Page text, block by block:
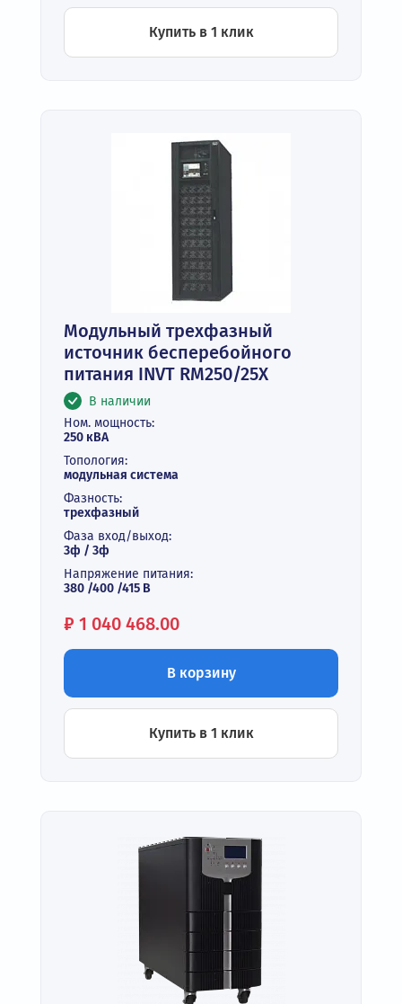
Купить в 1 клик
Модульный трехфазный
источник бесперебойного
питания INVT RM250/25X
В наличии
Ном. мощность:
250 кВА
Топология:
модульная система
Фазность:
трехфазный
Фаза вход/выход:
3ф / 3ф
Напряжение питания:
380 /400 /415 В
Цена:
₽ 1 040 468.00
В корзину
Купить в 1 клик